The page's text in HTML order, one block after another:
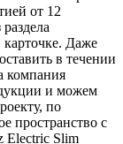
от 12
Даже
в течении
компания
и можем
по
пространство с
Electric Slim